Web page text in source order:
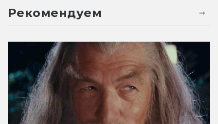
Рекомендуем